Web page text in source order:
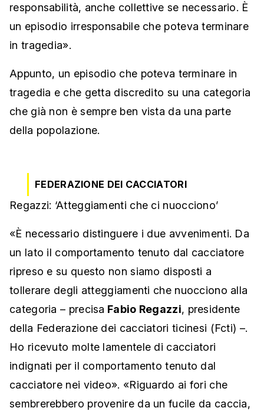
responsabilità, anche collettive se necessario. È
un episodio irresponsabile che poteva terminare
in tragedia».
Appunto, un episodio che poteva terminare in
tragedia e che getta discredito su una categoria
che già non è sempre ben vista da una parte
della popolazione.
FEDERAZIONE DEI CACCIATORI
Regazzi: ‘Atteggiamenti che ci nuocciono’
«È necessario distinguere i due avvenimenti. Da
un lato il comportamento tenuto dal cacciatore
ripreso e su questo non siamo disposti a
tollerare degli atteggiamenti che nuocciono alla
categoria – precisa Fabio Regazzi, presidente
della Federazione dei cacciatori ticinesi (Fcti) –.
Ho ricevuto molte lamentele di cacciatori
indignati per il comportamento tenuto dal
cacciatore nei video». «Riguardo ai fori che
sembrerebbero provenire da un fucile da caccia,